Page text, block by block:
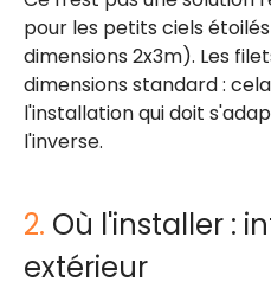
pour les petits ciels
dimensions 2x3m). Les
dimensions standard :
l'installation qui doit
l'inverse.
2. Où l'installer :
extérieur